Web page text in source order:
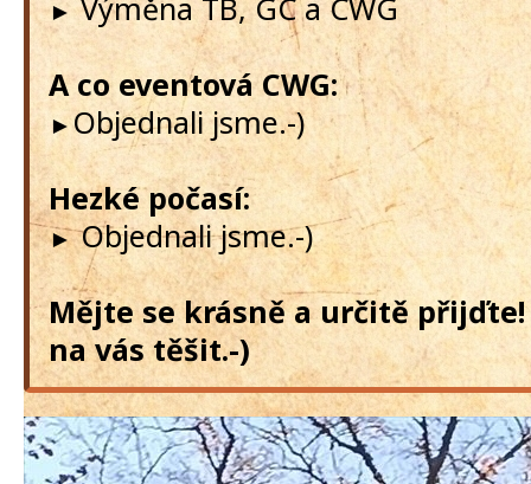
►
A co eventová CWG:
►Objednali jsme.-)
Hezké počasí:
►Objednali jsme.-)
Mějte se krásně a určitě přijďte!
na vás těšit.-)